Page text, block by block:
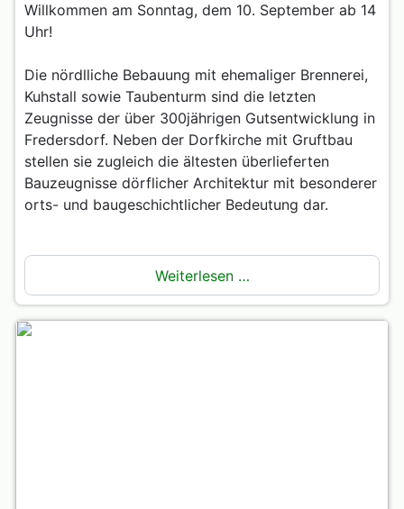
Willkommen am Sonntag, dem 10. September ab 14
Uhr!
Die nördlliche Bebauung mit ehemaliger Brennerei,
Kuhstall sowie Taubenturm sind die letzten
Zeugnisse der über 300jährigen Gutsentwicklung in
Fredersdorf. Neben der Dorfkirche mit Gruftbau
stellen sie zugleich die ältesten überlieferten
Bauzeugnisse dörflicher Architektur mit besonderer
orts- und baugeschichtlicher Bedeutung dar.
Weiterlesen …